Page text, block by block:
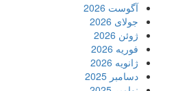
آگوست 2026
جولای 2026
ژوئن 2026
فوریه 2026
ژانویه 2026
دسامبر 2025